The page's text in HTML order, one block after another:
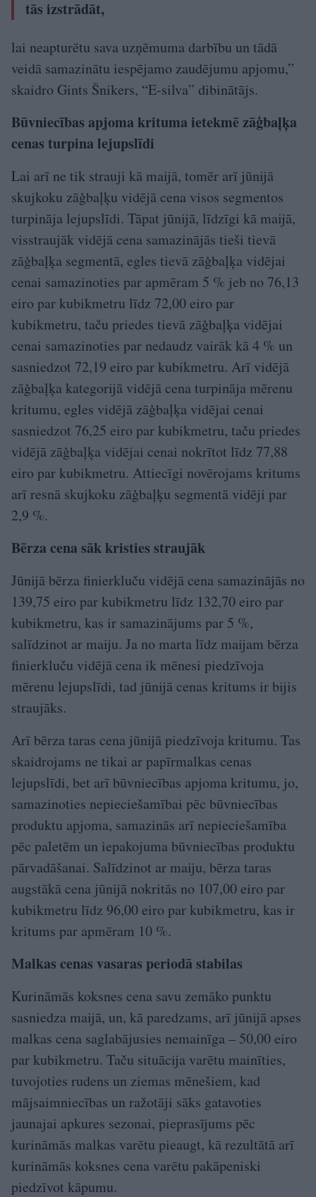
tās izstrādāt,
lai neapturētu sava uzņēmuma darbību un tādā
veidā samazinātu iespējamo zaudējumu apjomu,”
skaidro Gints Šnikers, “E-silva” dibinātājs.
Būvniecības apjoma krituma ietekmē zāģbaļķa
cenas turpina lejupslīdi
Lai arī ne tik strauji kā maijā, tomēr arī jūnijā
skujkoku zāģbaļķu vidējā cena visos segmentos
turpināja lejupslīdi. Tāpat jūnijā, līdzīgi kā maijā,
visstraujāk vidējā cena samazinājās tieši tievā
zāģbaļķa segmentā, egles tievā zāģbaļķa vidējai
cenai samazinoties par apmēram 5 % jeb no 76,13
eiro par kubikmetru līdz 72,00 eiro par
kubikmetru, taču priedes tievā zāģbaļķa vidējai
cenai samazinoties par nedaudz vairāk kā 4 % un
sasniedzot 72,19 eiro par kubikmetru. Arī vidējā
zāģbaļķa kategorijā vidējā cena turpināja mērenu
kritumu, egles vidējā zāģbaļķa vidējai cenai
sasniedzot 76,25 eiro par kubikmetru, taču priedes
vidējā zāģbaļķa vidējai cenai nokrītot līdz 77,88
eiro par kubikmetru. Attiecīgi novērojams kritums
arī resnā skujkoku zāģbaļķu segmentā vidēji par
2,9 %.
Bērza cena sāk kristies straujāk
Jūnijā bērza finierkluču vidējā cena samazinājās no
139,75 eiro par kubikmetru līdz 132,70 eiro par
kubikmetru, kas ir samazinājums par 5 %,
salīdzinot ar maiju. Ja no marta līdz maijam bērza
finierkluču vidējā cena ik mēnesi piedzīvoja
mērenu lejupslīdi, tad jūnijā cenas kritums ir bijis
straujāks.
Arī bērza taras cena jūnijā piedzīvoja kritumu. Tas
skaidrojams ne tikai ar papīrmalkas cenas
lejupslīdi, bet arī būvniecības apjoma kritumu, jo,
samazinoties nepieciešamībai pēc būvniecības
produktu apjoma, samazinās arī nepieciešamība
pēc paletēm un iepakojuma būvniecības produktu
pārvadāšanai. Salīdzinot ar maiju, bērza taras
augstākā cena jūnijā nokritās no 107,00 eiro par
kubikmetru līdz 96,00 eiro par kubikmetru, kas ir
kritums par apmēram 10 %.
Malkas cenas vasaras periodā stabilas
Kurināmās koksnes cena savu zemāko punktu
sasniedza maijā, un, kā paredzams, arī jūnijā apses
malkas cena saglabājusies nemainīga – 50,00 eiro
par kubikmetru. Taču situācija varētu mainīties,
tuvojoties rudens un ziemas mēnešiem, kad
mājsaimniecības un ražotāji sāks gatavoties
jaunajai apkures sezonai, pieprasījums pēc
kurināmās malkas varētu pieaugt, kā rezultātā arī
kurināmās koksnes cena varētu pakāpeniski
piedzīvot kāpumu.